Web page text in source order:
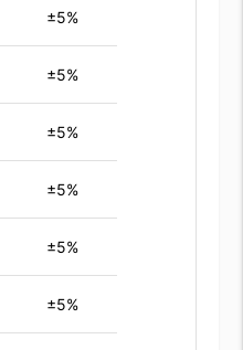
±5%
±5%
±5%
±5%
±5%
±5%